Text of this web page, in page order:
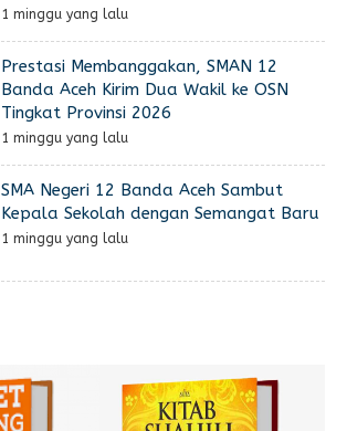
1 minggu yang lalu
Prestasi Membanggakan, SMAN 12
Banda Aceh Kirim Dua Wakil ke OSN
Tingkat Provinsi 2026
1 minggu yang lalu
SMA Negeri 12 Banda Aceh Sambut
Kepala Sekolah dengan Semangat Baru
1 minggu yang lalu